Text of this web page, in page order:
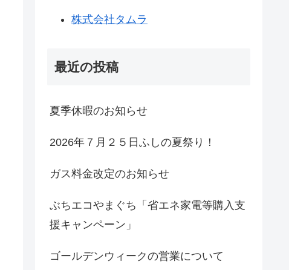
株式会社タムラ
最近の投稿
夏季休暇のお知らせ
2026年７月２５日ふしの夏祭り！
ガス料金改定のお知らせ
ぶちエコやまぐち「省エネ家電等購入支
援キャンペーン」
ゴールデンウィークの営業について